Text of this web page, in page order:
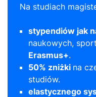
Na studiach
stypendiów jak
naukowych,
Erasmus+.
50% zniżki na
studiów.
elastycznego